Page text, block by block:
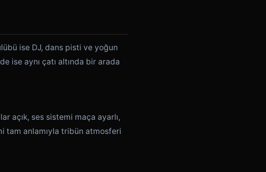
ise DJ, dans pisti ve yoğun
ise aynı çatı altında bir arada
açık, ses sistemi maça ayarlı,
tam anlamıyla tribün atmosferi